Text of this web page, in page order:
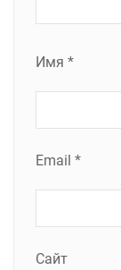
Имя *
Email *
Сайт